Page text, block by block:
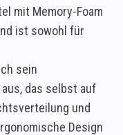
mit Memory-Foam
ist sowohl für
sein
das selbst auf
und
Design